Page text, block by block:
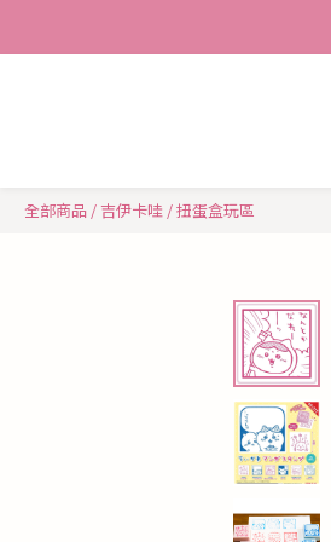
全部商品 / 吉伊卡哇 /扭蛋盒玩區